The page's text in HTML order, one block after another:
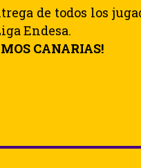
de todos los
Endesa.
CANARIAS!